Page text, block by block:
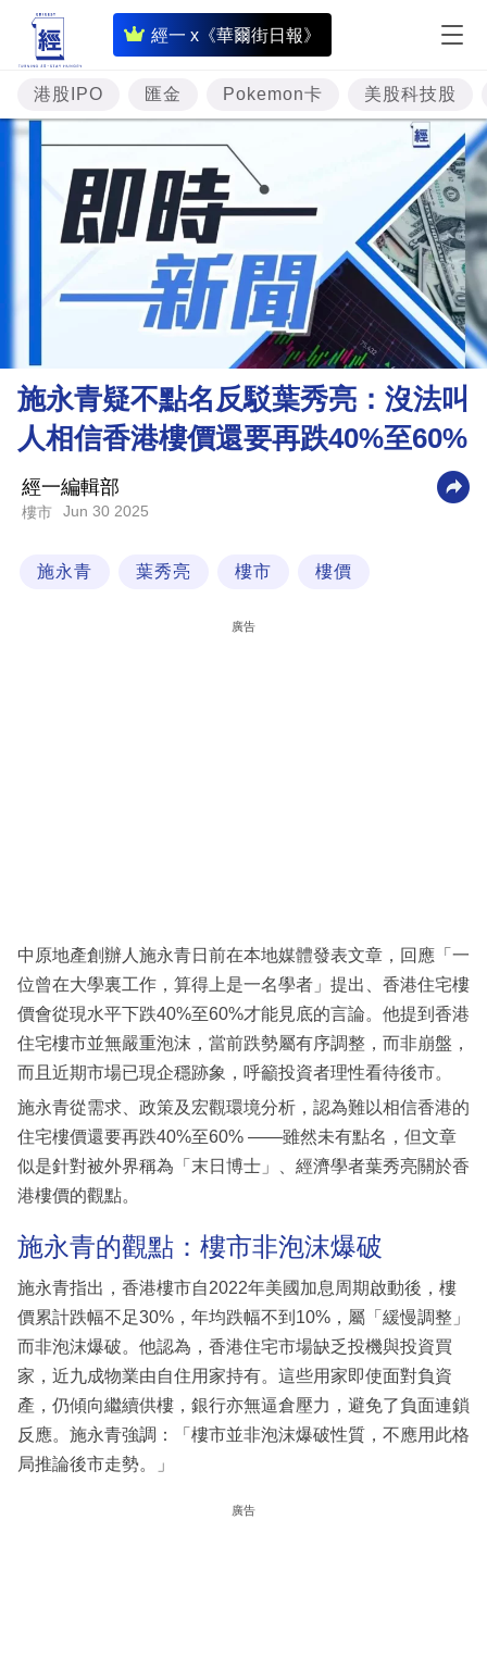
經一 x《華爾街日報》
即
時
財
經
題
投
樓
市
財
商
科
區
港股IPO 匯金 Pokemon卡 美股科技股
施永青疑不點名反駁葉秀亮：沒法叫
人相信香港樓價還要再跌40%至60%
經一編輯部
樓市 Jun 30 2025
施永青 葉秀亮 樓市 樓價
廣告
中原地產創辦人施永青日前在本地媒體發表文章，回應「一
位曾在大學裏工作，算得上是一名學者」提出、香港住宅樓
價會從現水平下跌40%至60%才能見底的言論。他提到香港
住宅樓市並無嚴重泡沫，當前跌勢屬有序調整，而非崩盤，
而且近期市場已現企穩跡象，呼籲投資者理性看待後市。
施永青從需求、政策及宏觀環境分析，認為難以相信香港的
住宅樓價還要再跌40%至60% ——雖然未有點名，但文章
似是針對被外界稱為「末日博士」、經濟學者葉秀亮關於香
港樓價的觀點。
施永青的觀點：樓市非泡沫爆破
施永青指出，香港樓市自2022年美國加息周期啟動後，樓
價累計跌幅不足30%，年均跌幅不到10%，屬「緩慢調整」
而非泡沫爆破。他認為，香港住宅市場缺乏投機與投資買
家，近九成物業由自住用家持有。這些用家即使面對負資
產，仍傾向繼續供樓，銀行亦無逼倉壓力，避免了負面連鎖
反應。施永青強調：「樓市並非泡沫爆破性質，不應用此格
局推論後市走勢。」
廣告